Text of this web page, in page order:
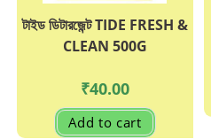
টাইড ডিটারজেন্ট TIDE FRESH &
CLEAN 500G
₹40.00
Add to cart